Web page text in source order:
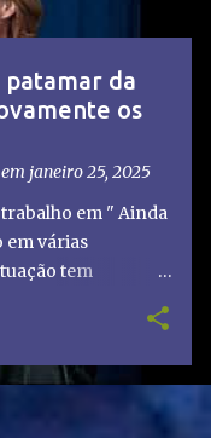
patamar da
os
em janeiro 25, 2025
em " Ainda
em várias
tem
no
global!